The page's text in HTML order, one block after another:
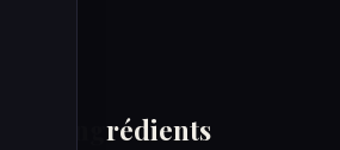
Ingrédients